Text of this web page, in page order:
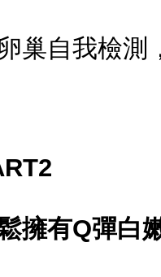
巢自我檢測
擁有Q彈白